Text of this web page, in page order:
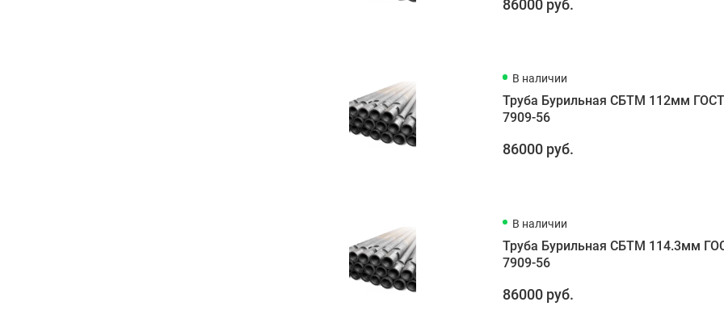
86000 руб.
В наличии
Труба Бурильная СБТМ 112мм
7909-56
86000 руб.
В наличии
Труба Бурильная СБТМ 114.3мм
7909-56
86000 руб.